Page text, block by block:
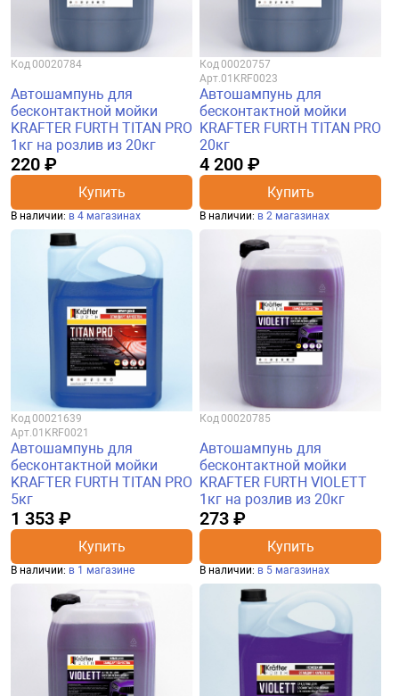
Код00020784
Автошампунь для
бесконтактной мойки
KRAFTER FURTH TITAN PRO
1кг на розлив из 20кг
220 ₽
Купить
В наличии: в 4 магазинах
Код00020757
Арт.01KRF0023
Автошампунь для
бесконтактной мойки
KRAFTER FURTH TITAN PRO
20кг
4 200 ₽
Купить
В наличии: в 2 магазинах
Код00021639
Арт.01KRF0021
Автошампунь для
бесконтактной мойки
KRAFTER FURTH TITAN PRO
5кг
1 353 ₽
Купить
В наличии: в 1 магазине
Код00020785
Автошампунь для
бесконтактной мойки
KRAFTER FURTH VIOLETT
1кг на розлив из 20кг
273 ₽
Купить
В наличии: в 5 магазинах